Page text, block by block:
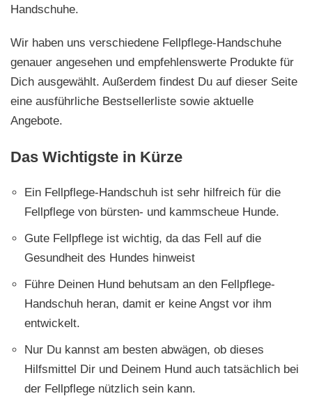
Handschuhe.
Wir haben uns verschiedene Fellpflege-Handschuhe
genauer angesehen und empfehlenswerte Produkte für
Dich ausgewählt. Außerdem findest Du auf dieser Seite
eine ausführliche Bestsellerliste sowie aktuelle
Angebote.
Das Wichtigste in Kürze
Ein Fellpflege-Handschuh ist sehr hilfreich für die
Fellpflege von bürsten- und kammscheue Hunde.
Gute Fellpflege ist wichtig, da das Fell auf die
Gesundheit des Hundes hinweist
Führe Deinen Hund behutsam an den Fellpflege-
Handschuh heran, damit er keine Angst vor ihm
entwickelt.
Nur Du kannst am besten abwägen, ob dieses
Hilfsmittel Dir und Deinem Hund auch tatsächlich bei
der Fellpflege nützlich sein kann.